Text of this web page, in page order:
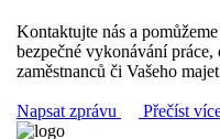
Kontaktujte nás a
bezpečné vykonávání
zaměstnanců či Vašeho
Napsat zprávu Přečíst